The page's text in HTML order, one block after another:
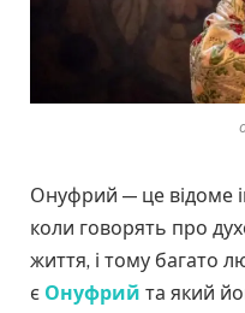
Онуфрий — це відоме
коли говорять про
життя, і тому багато
є Онуфрий та який